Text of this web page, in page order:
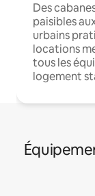
Des
paisibles
urbains
locations
tous les
logement